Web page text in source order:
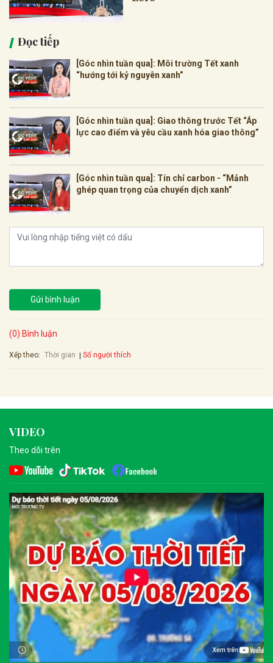
Đọc tiếp
[Góc nhìn tuần qua]: Môi trường Tết xanh
“hướng tới kỷ nguyên xanh”
[Góc nhìn tuần qua]: Giao thông trước Tết “Áp
lực cao điểm và yêu cầu xanh hóa giao thông”
[Góc nhìn tuần qua]: Tín chỉ carbon - “Mảnh
ghép quan trọng của chuyển dịch xanh”
Gửi bình luận
(0) Bình luận
Xếp theo: Thời gian Số người thích
VIDEO
Theo dõi trên